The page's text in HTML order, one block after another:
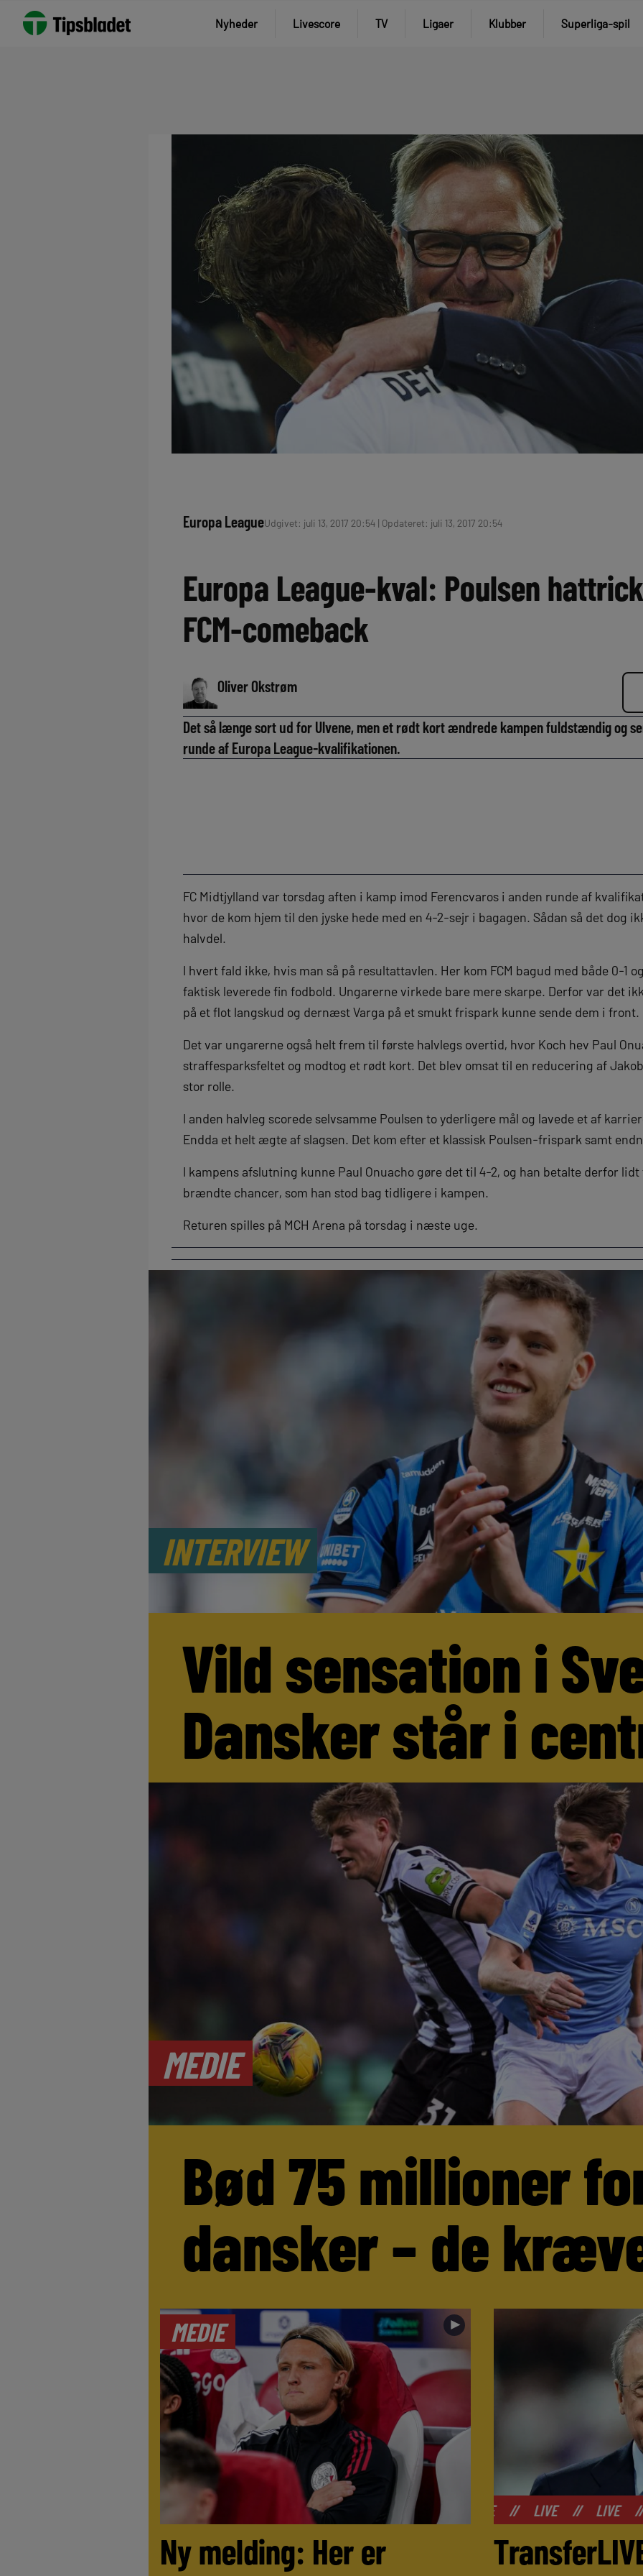
Nyheder Livescore TV Ligaer Klubber Superliga-spil
Europa LeagueUdgivet: juli 13, 2017 20:54 | Opdateret: juli 13, 2017 20:54
Europa League-kval: Poulsen
FCM-comeback
Oliver Okstrøm
Det så længe sort ud for Ulvene, men et rødt kort ændrede kampen fuldstændig og
runde af Europa League-kvalifikationen.
FC Midtjylland var torsdag aften i kamp imod Ferencvaros i anden runde af
hvor de kom hjem til den jyske hede med en 4-2-sejr i bagagen. Sådan så det dog
halvdel.
I hvert fald ikke, hvis man så på resultattavlen. Her kom FCM bagud med både 0-1
faktisk leverede fin fodbold. Ungarerne virkede bare mere skarpe. Derfor var det
på et flot langskud og dernæst Varga på et smukt frispark kunne sende dem i front.
Det var ungarerne også helt frem til første halvlegs overtid, hvor Koch hev Paul
straffesparksfeltet og modtog et rødt kort. Det blev omsat til en reducering af
stor rolle.
I anden halvleg scorede selvsamme Poulsen to yderligere mål og lavede et af
Endda et helt ægte af slagsen. Det kom efter et klassisk Poulsen-frispark samt
I kampens afslutning kunne Paul Onuacho gøre det til 4-2, og han betalte derfor
brændte chancer, som han stod bag tidligere i kampen.
Returen spilles på MCH Arena på torsdag i næste uge.
INTERVIEW
Vild sensation i
Dansker står i
MEDIE
Bød 75 millioner
dansker – de
MEDIE ►
Ny melding: Her er
LIVE // LIVE LIVE // LIVE //